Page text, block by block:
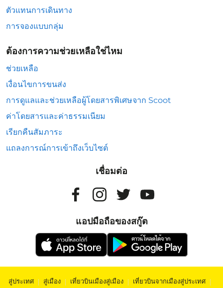
ตัวแทนการเดินทาง
การจองแบบกลุ่ม
ต้องการความช่วยเหลือใช่ไหม
ช่วยเหลือ
เงื่อนไขการขนส่ง
การดูแลและช่วยเหลือผู้โดยสารพิเศษจาก Scoot
ค่าโดยสารและค่าธรรมเนียม
เรียกคืนสัมภาระ
แถลงการณ์การเข้าถึงเว็บไซต์
เชื่อมต่อ
แอปมือถือของสกู๊ต
สู่ประเทศ | สู่เมือง | เที่ยวบินเมืองสู่เมือง | เที่ยวบินจากเมืองสู่ประเทศ |